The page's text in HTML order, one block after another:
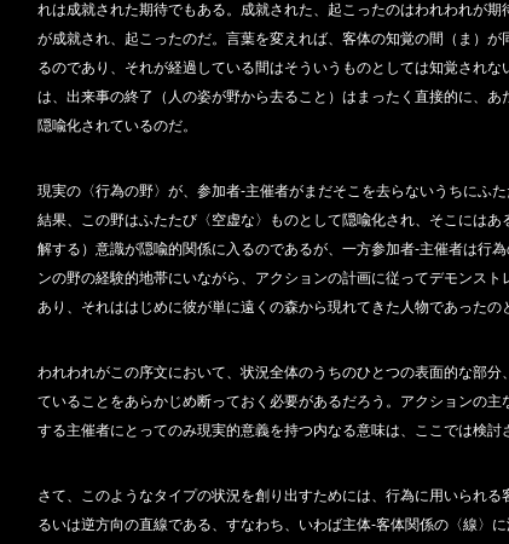
れは成就された期待でもある。成就された、起こったのはわれわれが
が成就され、起こったのだ。言葉を変えれば、客体の知覚の間（ま）
るのであり、それが経過している間はそういうものとしては知覚され
は、出来事の終了（人の姿が野から去ること）はまったく直接的に、
隠喩化されているのだ。
現実の〈行為の野〉が、参加者‐主催者がまだそこを去らないうちにふ
結果、この野はふたたび〈空虚な〉ものとして隠喩化され、そこには
解する）意識が隠喩的関係に入るのであるが、一方参加者‐主催者は行
ンの野の経験的地帯にいながら、アクションの計画に従ってデモンス
あり、それははじめに彼が単に遠くの森から現れてきた人物であったの
われわれがこの序文において、状況全体のうちのひとつの表面的な部
ていることをあらかじめ断っておく必要があるだろう。アクションの
する主催者にとってのみ現実的意義を持つ内なる意味は、ここでは検討
さて、このようなタイプの状況を創り出すためには、行為に用いられ
るいは逆方向の直線である、すなわち、いわば主体‐客体関係の〈線〉